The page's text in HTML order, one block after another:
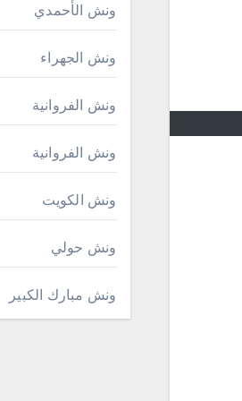
ونش الأحمدي
ونش الجهراء
ونش الفروانية
ونش الفروانية
ونش الكويت
ونش حولي
ونش مبارك الكبير